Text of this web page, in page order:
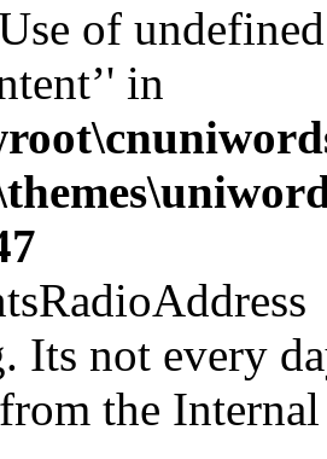
of
in
Its not every
the